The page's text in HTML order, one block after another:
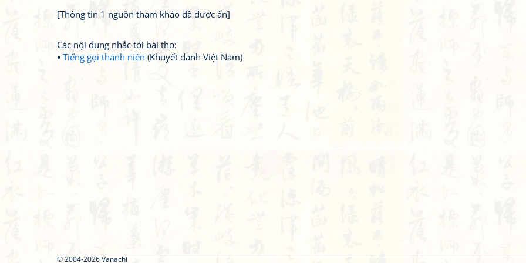
[Thông tin 1 nguồn tham khảo đã được ẩn]
Các nội dung nhắc tới bài thơ:
Tiếng gọi thanh niên (Khuyết danh Việt Nam)
© 2004-2026 Vanachi